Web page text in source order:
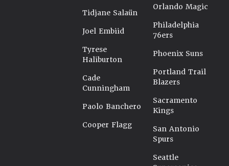
Tidjane Salaün
Joel Embiid
Tyrese
Haliburton
Cade
Cunningham
Paolo Banchero
Cooper Flagg
Orlando Magic
Philadelphia
76ers
Phoenix Suns
Portland Trail
Blazers
Sacramento
Kings
San Antonio
Spurs
Seattle